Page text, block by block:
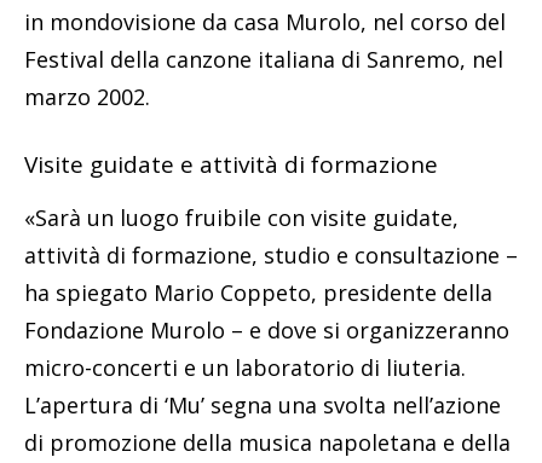
in mondovisione da casa Murolo, nel corso del
Festival della canzone italiana di Sanremo, nel
marzo 2002.
Visite guidate e attività di formazione
«Sarà un luogo fruibile con visite guidate,
attività di formazione, studio e consultazione –
ha spiegato Mario Coppeto, presidente della
Fondazione Murolo – e dove si organizzeranno
micro-concerti e un laboratorio di liuteria.
L’apertura di ‘Mu’ segna una svolta nell’azione
di promozione della musica napoletana e della